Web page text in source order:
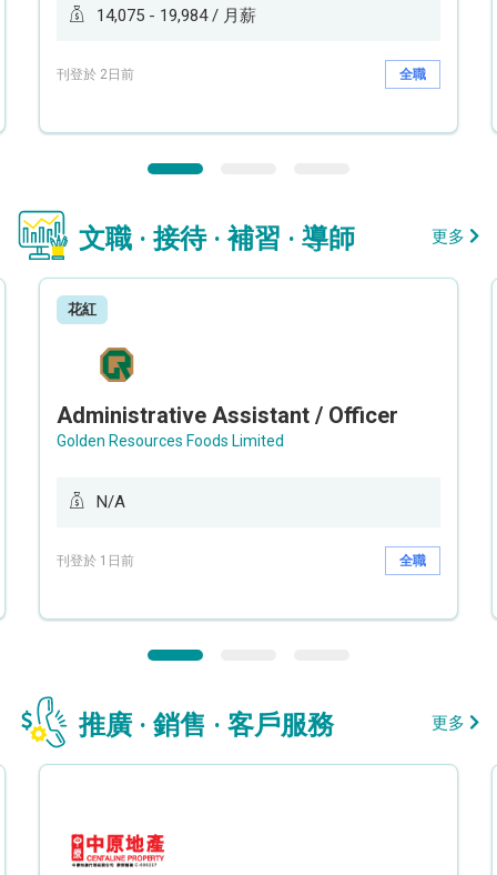
14,075 - 19,984 / 月薪
刊登於 2日前 全職
文職 · 接待 · 補習 · 導師 更多
花紅
Administrative Assistant / Officer
Golden Resources Foods Limited
N/A
刊登於 1日前 全職
推廣 · 銷售 · 客戶服務 更多